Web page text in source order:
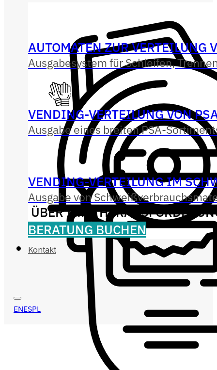
AUTOMATEN ZUR VERTEILUNG
Ausgabesystem für Schleifen,
VENDING-VERTEILUNG VON
Ausgabe eines breiten PSA-
VENDING-VERTEILUNG IM
Ausgabe von
ÜBER IHRE
BERATUNG BUCHEN
Kontakt
ENESPL